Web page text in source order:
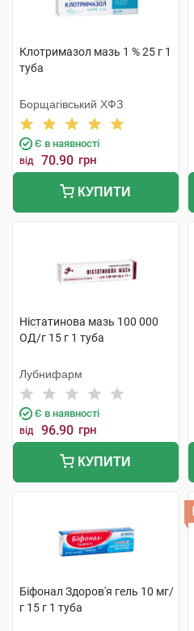
Клотримазол мазь 1 % 25 г 1
туба
Борщагівський ХФЗ
Є в наявності
від 70.90 грн
КУПИТИ
Ністатинова мазь 100 000
ОД/г 15 г 1 туба
Лубнифарм
Є в наявності
від 96.90 грн
КУПИТИ
Біфонал Здоров'я гель 10 мг/
г 15 г 1 туба